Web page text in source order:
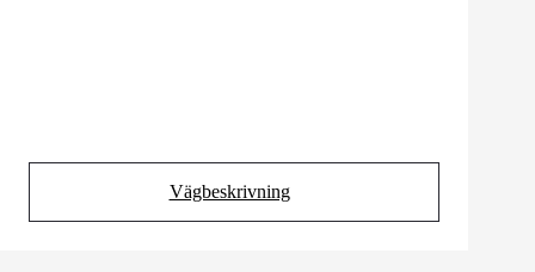
Vägbeskrivning
(Opens in new tab)